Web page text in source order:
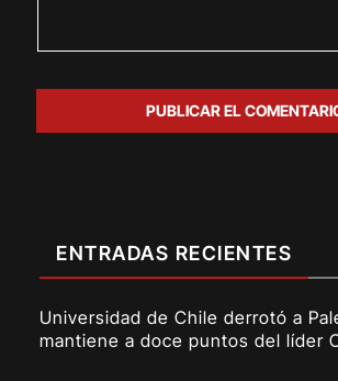
ENTRADAS RECIENTES
Universidad de Chile derrotó a
mantiene a doce puntos del líder